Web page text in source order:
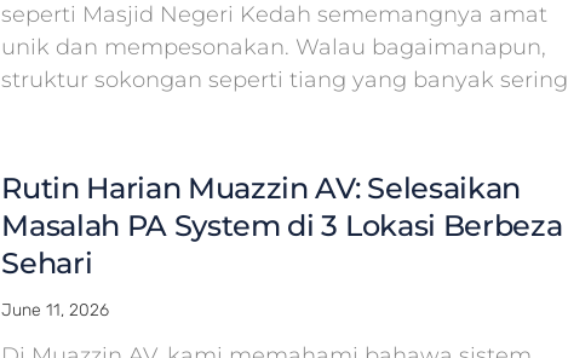
seperti Masjid Negeri Kedah sememangnya amat
unik dan mempesonakan. Walau bagaimanapun,
struktur sokongan seperti tiang yang banyak sering
Rutin Harian Muazzin AV: Selesaikan
Masalah PA System di 3 Lokasi Berbeza
Sehari
June 11, 2026